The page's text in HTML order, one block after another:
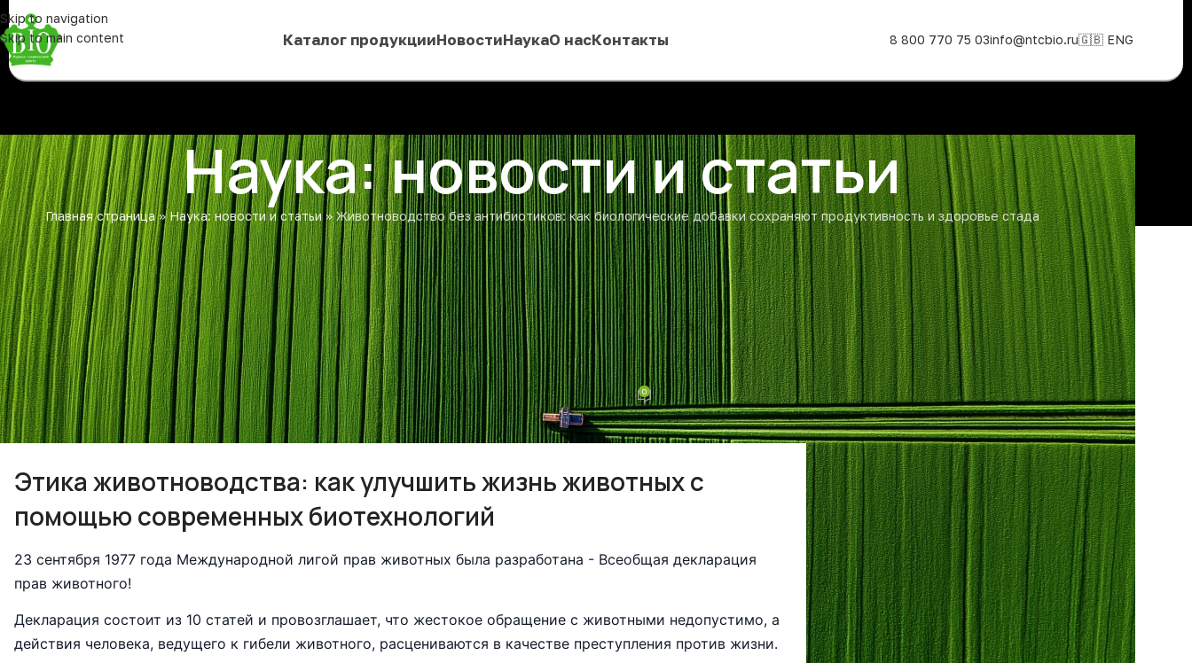
Skip to navigation
Skip to main content
Каталог продукцииНовостиНаукаО насКонтакты 8 800 770 75 03info@ntcbio.ru🇬🇧 ENG
Наука: новости и статьи
Главная страница»Наука: новости и статьи»Животноводство без антибиотиков: как биологические добавки сохраняют продуктивность и здоровье стада
СТАТЬИ
Животноводство без антибиотиков: как биологические добавки
сохраняют продуктивность и здоровье стада
								 16.12.2025
0
Этика животноводства: как улучшить жизнь животных с
помощью современных биотехнологий
23 сентября 1977 года Международной лигой прав животных была разработана - Всеобщая декларация
прав животного!
Декларация состоит из 10 статей и провозглашает, что жестокое обращение с животными недопустимо, а
действия человека, ведущего к гибели животного, расцениваются в качестве преступления против жизни.
РУБРИКИ
Наука
Новости
НЕДАВНЕЕ
Посетили День
Тамбовского поля 2026
09.07.2026 No Comments
Приняли участие во
Всероссийской научно-
практической
конференции
09.07.2026
No Comments